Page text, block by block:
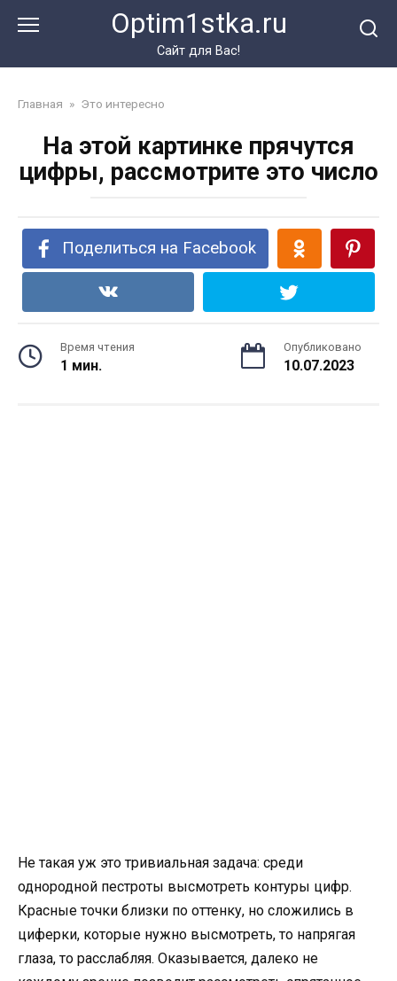
Optim1stka.ru
Сайт для Вас!
Главная » Это интересно
На этой картинке прячутся
цифры, рассмотрите это число
Поделиться на Facebook
Время чтения
1 мин.
Опубликовано
10.07.2023
Не такая уж это тривиальная задача: среди
однородной пестроты высмотреть контуры цифр.
Красные точки близки по оттенку, но сложились в
циферки, которые нужно высмотреть, то напрягая
глаза, то расслабляя. Оказывается, далеко не